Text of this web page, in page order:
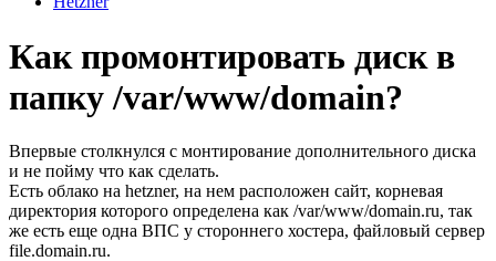
Как промонтировать диск в
папку /var/www/domain?
Впервые столкнулся с монтирование дополнительного диска
и не пойму что как сделать.
Есть облако на hetzner, на нем расположен сайт, корневая
директория которого определена как /var/www/domain.ru, так
же есть еще одна ВПС у стороннего хостера, файловый сервер
file.domain.ru.